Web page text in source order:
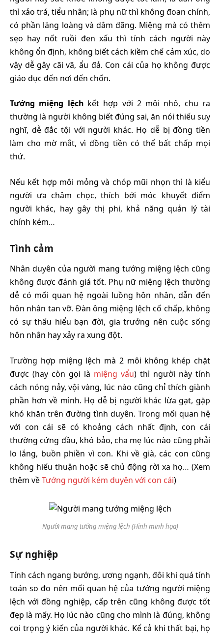
thì xảo trá, tiểu nhân; là phụ nữ thì không đoan chính,
có phần lăng loàng và dâm đãng. Miệng mà có thêm
sẹo hay nốt ruồi đen xấu thì tính cách người này
không ổn định, không biết cách kiềm chế cảm xúc, do
vậy dễ gây cãi vã, ẩu đả. Con cái của họ không được
giáo dục đến nơi đến chốn.
Tướng miệng lệchkết hợp với 2 môi nhô, chu ra
thường là người không biết đúng sai, ăn nói thiếu suy
nghĩ, dễ đắc tội với người khác. Họ dễ bị đồng tiền
làm cho mờ mắt, vì đồng tiền có thể bất chấp mọi
thứ.
Nếu kết hợp môi mỏng và chóp mũi nhọn thì là kiểu
người ưa châm chọc, thích bới móc khuyết điểm
người khác, hay gây thị phi, khả năng quản lý tài
chính kém…
Tình cảm
Nhân duyên của người mang tướng miệng lệch cũng
không được đánh giá tốt. Phụ nữ miệng lệch thường
dễ có mối quan hệ ngoài luồng hôn nhân, dẫn đến
hôn nhân tan vỡ. Đàn ông miệng lệch cố chấp, không
có sự thấu hiểu bạn đời, gia trưởng nên cuộc sống
hôn nhân hay xảy ra xung đột.
Trường hợp miệng lệch mà 2 môi không khép chặt
được (hay còn gọi là miệng vẩu) thì người này tính
cách nóng nảy, vội vàng, lúc nào cũng chỉ thích giành
phần hơn về mình. Họ dễ bị người khác lừa gạt, gặp
khó khăn trên đường tình duyên. Trong mối quan hệ
với con cái sẽ có khoảng cách nhất định, con cái
thường cứng đầu, khó bảo, cha mẹ lúc nào cũng phải
lo lắng, buồn phiền vì con. Khi về già, các con cũng
không hiếu thuận hoặc sẽ chủ động rời xa họ… (Xem
thêm vềTướng người kém duyên với con cái)
Người mang tướng miệng lệch (Hình minh họa)
Sự nghiệp
Tính cách ngang bướng, ương ngạnh, đôi khi quá tính
toán so đo nên mối quan hệ của tướng người miệng
lệch với đồng nghiệp, cấp trên cũng không được tốt
đẹp là mấy. Họ lúc nào cũng cho mình là đúng, không
coi trọng ý kiến của người khác. Kể cả khi thất bại, họ